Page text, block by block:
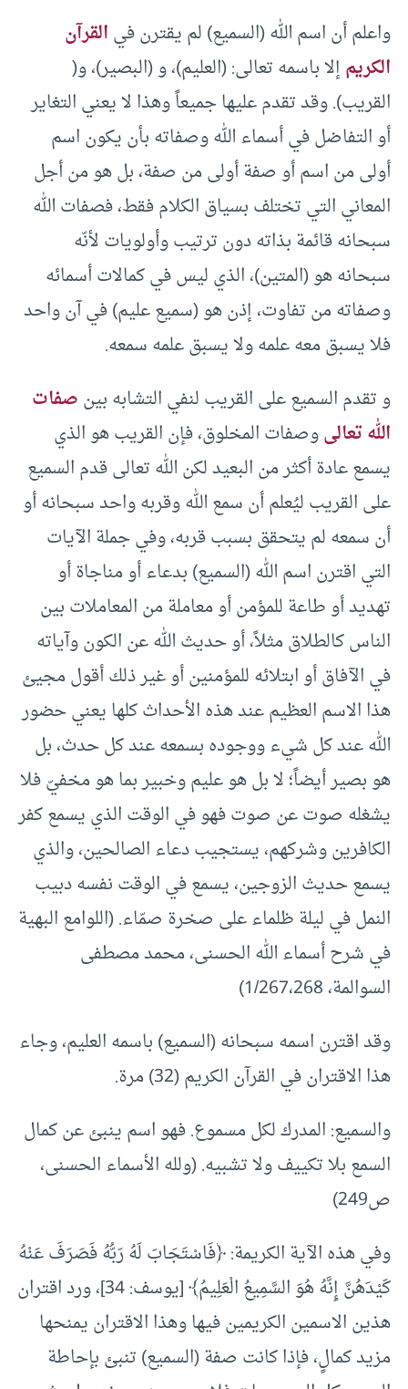
واعلم أن اسم الله (السميع) لم يقترن فيالقرآن
الكريمإلا باسمه تعالى: (العليم)، و (البصير)، و(
القريب). وقد تقدم عليها جميعاً وهذا لا يعني التغاير
أو التفاضل في أسماء الله وصفاته بأن يكون اسم
أولى من اسم أو صفة أولى من صفة، بل هو من أجل
المعاني التي تختلف بسياق الكلام فقط، فصفات الله
سبحانه قائمة بذاته دون ترتيب وأولويات لأنّه
سبحانه هو (المتين)، الذي ليس في كمالات أسمائه
وصفاته من تفاوت، إذن هو (سميع عليم) في آن واحد
فلا يسبق معه علمه ولا يسبق علمه سمعه.
و تقدم السميع على القريب لنفي التشابه بينصفات
الله تعالىوصفات المخلوق، فإن القريب هو الذي
يسمع عادة أكثر من البعيد لكن الله تعالى قدم السميع
على القريب ليُعلم أن سمع الله وقربه واحد سبحانه أو
أن سمعه لم يتحقق بسبب قربه، وفي جملة الآيات
التي اقترن اسم الله (السميع) بدعاء أو مناجاة أو
تهديد أو طاعة للمؤمن أو معاملة من المعاملات بين
الناس كالطلاق مثلاً، أو حديث الله عن الكون وآياته
في الآفاق أو ابتلائه للمؤمنين أو غير ذلك أقول مجيئ
هذا الاسم العظيم عند هذه الأحداث كلها يعني حضور
الله عند كل شيء ووجوده بسمعه عند كل حدث، بل
هو بصير أيضاً؛ لا بل هو عليم وخبير بما هو مخفيّ فلا
يشغله صوت عن صوت فهو في الوقت الذي يسمع كفر
الكافرين وشركهم، يستجيب دعاء الصالحين، والذي
يسمع حديث الزوجين، يسمع في الوقت نفسه دبيب
النمل في ليلة ظلماء على صخرة صمّاء. (اللوامع البهية
في شرح أسماء الله الحسنى، محمد مصطفى
السوالمة، 1/267،268)
وقد اقترن اسمه سبحانه (السميع) باسمه العليم، وجاء
هذا الاقتران في القرآن الكريم (32) مرة.
والسميع: المدرك لكل مسموع. فهو اسم ينبئ عن كمال
السمع بلا تكييف ولا تشبيه. (ولله الأسماء الحسنى،
ص249)
وفي هذه الآية الكريمة: ﴿فَاسْتَجَابَ لَهُ رَبُّهُ فَصَرَفَ عَنْهُ
كَيْدَهُنَّ إِنَّهُ هُوَ السَّمِيعُ الْعَلِيمُ﴾ [يوسف: 34]، ورد اقتران
هذين الاسمين الكريمين فيها وهذا الاقتران يمنحها
مزيد كمالٍ، فإذا كانت صفة (السميع) تنبئ بإحاطة